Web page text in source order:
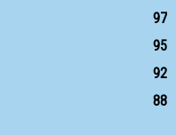
97
95
92
88